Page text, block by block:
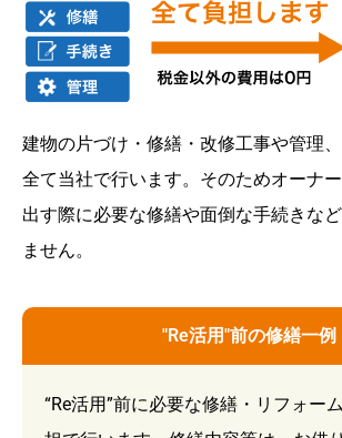
建物の片づけ・修繕・改修工事や管理
全て当社で行います。そのためオーナ
出す際に必要な修繕や面倒な手続きな
ません。
"Re活用"前の修繕一例
“Re活用”前に必要な修繕・リフォー